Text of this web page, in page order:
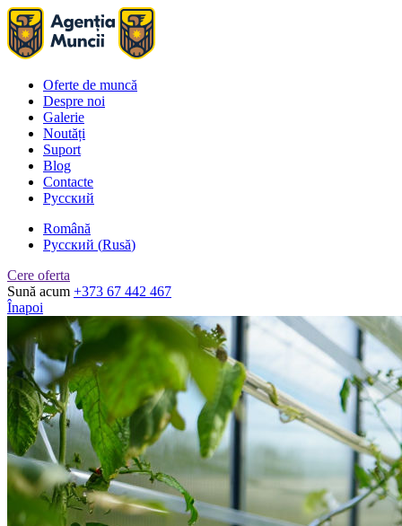
Oferte de muncă
Despre noi
Galerie
Noutăți
Suport
Blog
Contacte
Русский
Română
Русский (Rusă)
Cere oferta
Sună acum +373 67 442 467
Înapoi